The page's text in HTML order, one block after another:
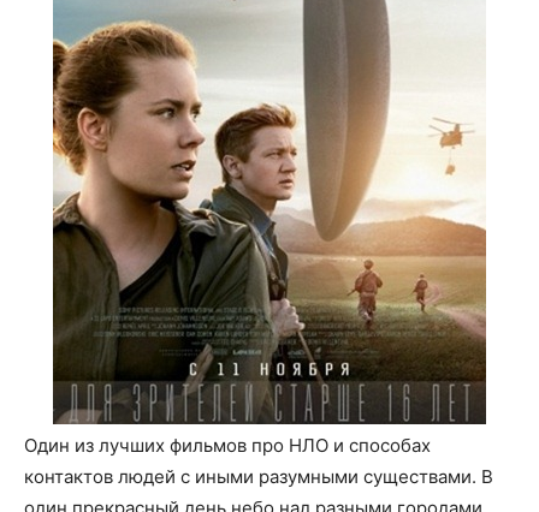
Один из лучших фильмов про НЛО и способах
контактов людей с иными разумными существами. В
один прекрасный день небо над разными городами